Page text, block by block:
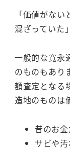
「価値がな
混ざっていた
一般的な寛永
のものもあり
額査定となる
造地のものは
昔のお
サビや